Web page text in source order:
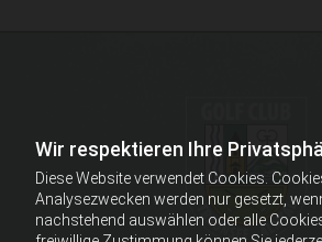
Wir respektieren Ihre
Diese Website verwendet Cookies.
Analysezwecken werden nur gesetzt,
nachstehend auswählen oder alle